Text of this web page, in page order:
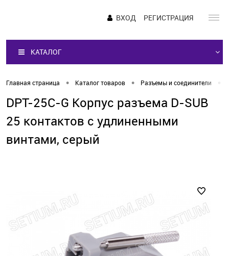
ВХОД РЕГИСТРАЦИЯ
КАТАЛОГ
Главная страница • Каталог товаров • Разъемы и соединители
DPT-25C-G Корпус разъема D-SUB
25 контактов с удлиненными
винтами, серый